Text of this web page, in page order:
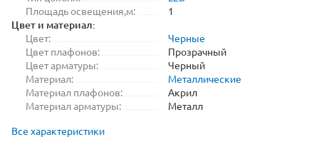
Площадь освещения,м:
1
Цвет и материал:
Цвет:
Черные
Цвет плафонов:
Прозрачный
Цвет арматуры:
Черный
Материал:
Металлические
Материал плафонов:
Акрил
Материал арматуры:
Металл
Все характеристики